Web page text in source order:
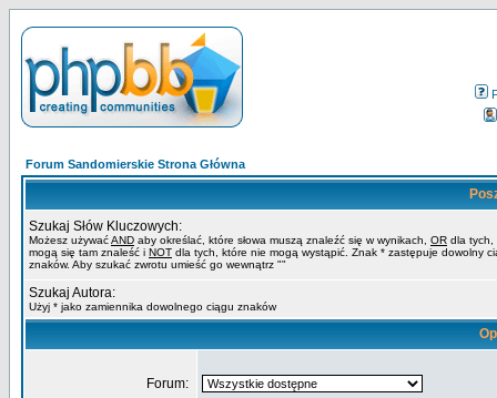
Forum Sandomierskie Strona Główna
Szukaj Słów Kluczowych:
Możesz używaćAND aby określać, które słowa muszą znaleźć się w wynikach, OR dla tych,
mogą się tam znaleść i NOT dla tych, które nie mogą wystąpić. Znak * zastępuje dowolny
znaków. Aby szukać zwrotu umieść go wewnątrz ""
Szukaj Autora:
Użyj * jako zamiennika dowolnego ciągu znaków
Forum: